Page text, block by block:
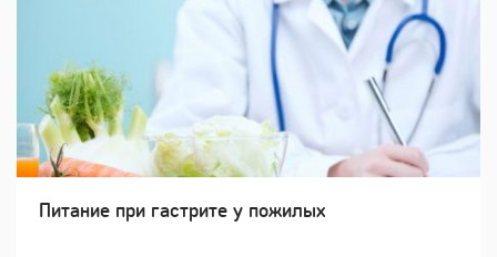
Питание при гастрите у пожилых